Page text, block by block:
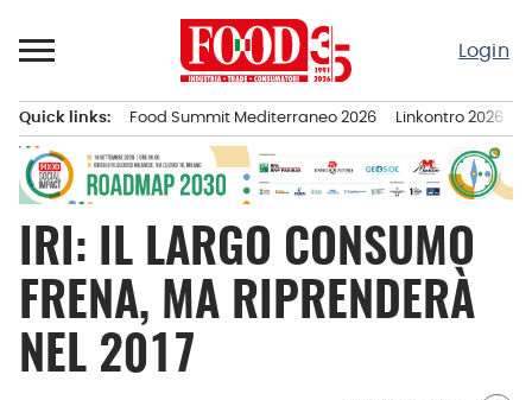
al
Login
principale
Quick links: Food Summit Mediterraneo 2026 Linkontro 2026
IRI: IL LARGO CONSUMO
FRENA, MA RIPRENDERÀ
NEL 2017